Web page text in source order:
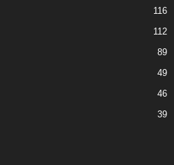
116
112
89
49
46
39